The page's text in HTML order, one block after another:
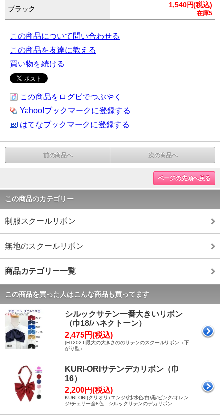
ブラック 1,540円(税込)
在庫5
この商品について問い合わせる
この商品を友達に教える
買い物を続ける
この商品をログピでつぶやく
Yahoo!ブックマークに登録する
はてなブックマークに登録する
前の商品へ 次の商品へ
ページの先頭へ戻る
この商品のカテゴリー
制服スクールリボン
無地のスクールリボン
商品カテゴリー一覧
この商品を買った人はこんな商品も買ってます
シルックサテン一番大きいリボン
（巾18/ハネクトーン）
2,475円(税込)
[HT2020]最大の大きさののサテンのスクールリボン（下
がり型）
KURI-ORIサテンデカリボン（巾
16）
2,200円(税込)
KURI-ORI(クリオリ) エンジ/紺/水色/白/黒/ピンク/オレン
ジ/チェリー全8色 シルックサテンのデカリボン